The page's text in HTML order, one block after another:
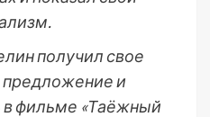
получил свое
предложение и
в фильме «Таёжный